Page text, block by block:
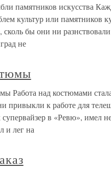
памятников искусства
культур или памятников
сколь бы они ни
не
Работа над костюмами
привыкли к работе для
в «Ревю», имел
и лег на